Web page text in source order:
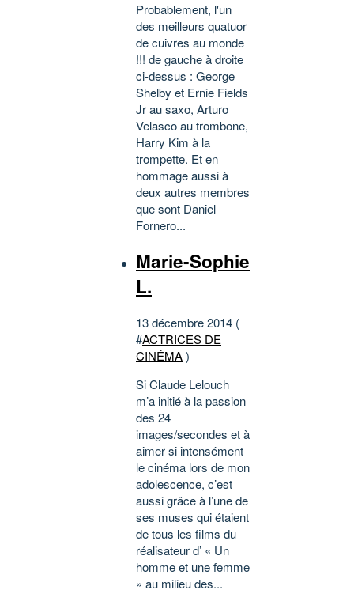
Probablement, l'un
des meilleurs quatuor
de cuivres au monde
!!! de gauche à droite
ci-dessus : George
Shelby et Ernie Fields
Jr au saxo, Arturo
Velasco au trombone,
Harry Kim à la
trompette. Et en
hommage aussi à
deux autres membres
que sont Daniel
Fornero...
Marie-Sophie
L.
13 décembre 2014 (
#ACTRICES DE
CINÉMA)
Si Claude Lelouch
m’a initié à la passion
des 24
images/secondes et à
aimer si intensément
le cinéma lors de mon
adolescence, c’est
aussi grâce à l’une de
ses muses qui étaient
de tous les films du
réalisateur d’ « Un
homme et une femme
» au milieu des...